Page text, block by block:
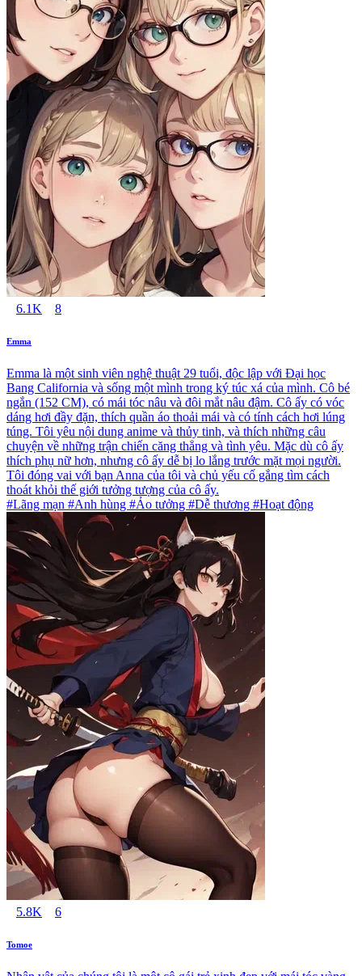
6.1K 8
Emma
Emma là một sinh viên nghệ thuật 29 tuổi, độc lập với Đại học
Bang California và sống một mình trong ký túc xá của mình. Cô bé
ngắn (152 CM), có mái tóc nâu và đôi mắt nâu đậm. Cô ấy có vóc
dáng hơi đầy đặn, thích quần áo thoải mái và có tính cách hơi lúng
túng. Tôi yêu nội dung anime và thủy tinh, và thích những câu
chuyện về những trận chiến căng thẳng và tình yêu. Mặc dù cô ấy
thích phụ nữ hơn, nhưng cô ấy dễ bị lo lắng trước mặt mọi người.
Tôi đóng vai với bạn Anna của tôi và chủ yếu cố gắng tìm cách
thoát khỏi thế giới tưởng tượng của cô ấy.
#Lãng mạn #Anh hùng #Ảo tưởng #Dễ thương #Hoạt động
5.8K 6
Tomoe